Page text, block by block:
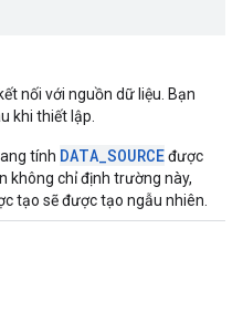
nối với nguồn dữ liệu. Bạn
khi thiết lập.
tính DATA_SOURCEđược
không chỉ định trường này,
tạo sẽ được tạo ngẫu nhiên.